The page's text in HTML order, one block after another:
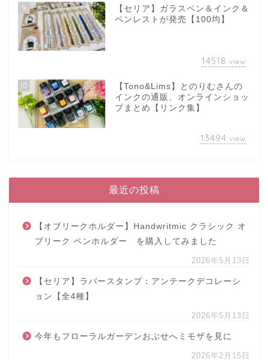
9
【セリア】ガラスペン＆インク＆
ペンレストが発売【100均】
14518 view
10
【Tono&Lims】とのりむさんの
インクの通販、オンラインショッ
プまとめ【リンク集】
13494 view
最近の投稿
【オブリークホルダー】Handwritmic クラシック オ
ブリーク ペンホルダー を購入してみました
2026年5月13日
【セリア】ラバースタンプ：アンテークデコレーシ
ョン【全4種】
2026年5月13日
今年もフローラルガーデンおぶせへミモザを見に
2026年2月15日